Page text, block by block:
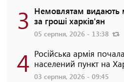
3 Немовлятам видають
за гроші харків'ян
05 серпня, 2026 - 13:38
4 Російська армія
населений пункт на
03 серпня, 2026 - 09:45